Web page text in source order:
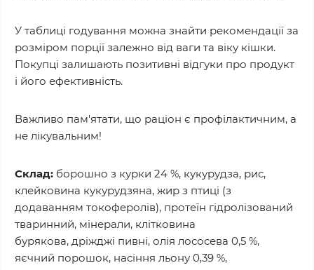
У таблиці годування можна знайти рекомендації за
розміром порції залежно від ваги та віку кішки.
Покупці залишають позитивні відгуки про продукт
і його ефективність.
Важливо пам'ятати, що раціон є профілактичним, а
не лікувальним!
Склад: борошно з курки 24 %, кукурудза, рис,
клейковина кукурудзяна, жир з птиці (з
додаванням токоферолів), протеїн гідролізований
тваринний, мінерали, клітковина
бурякова, дріжджі пивні, олія лососева 0,5 %,
яєчний порошок, насіння льону 0,39 %,